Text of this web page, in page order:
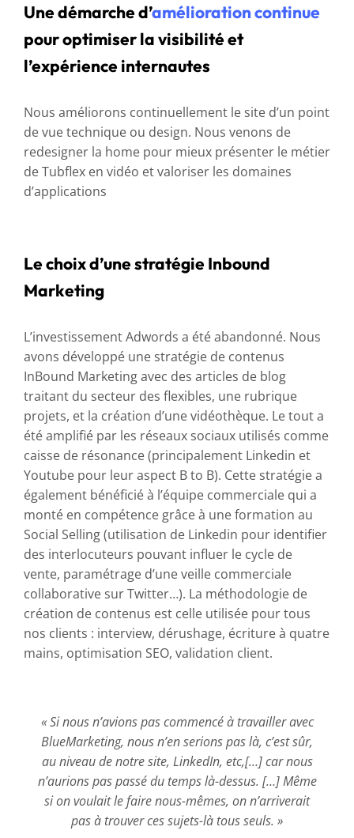
Une démarche d’amélioration continue
pour optimiser la visibilité et
l’expérience internautes
Nous améliorons continuellement le site d’un point
de vue technique ou design. Nous venons de
redesigner la home pour mieux présenter le métier
de Tubflex en vidéo et valoriser les domaines
d’applications
maintenance du site […]. Dans une boite comme
la nôtre, où on n’est même pas 20 personnes, on
ne peut pas se permettre d’avoir quelqu’un dédié
à ça »
Le choix d’une stratégie Inbound
Marketing
L’investissement Adwords a été abandonné. Nous
avons développé une stratégie de contenus
InBound Marketing avec des articles de blog
traitant du secteur des flexibles, une rubrique
projets, et la création d’une vidéothèque. Le tout a
été amplifié par les réseaux sociaux utilisés comme
caisse de résonance (principalement Linkedin et
Youtube pour leur aspect B to B). Cette stratégie a
également bénéficié à l’équipe commerciale qui a
monté en compétence grâce à une formation au
Social Selling (utilisation de Linkedin pour identifier
des interlocuteurs pouvant influer le cycle de
vente, paramétrage d’une veille commerciale
collaborative sur Twitter…). La méthodologie de
création de contenus est celle utilisée pour tous
nos clients : interview, dérushage, écriture à quatre
mains, optimisation SEO, validation client.
« Si nous n’avions pas commencé à travailler avec
BlueMarketing, nous n’en serions pas là, c’est sûr,
au niveau de notre site, LinkedIn, etc,[…] car nous
n’aurions pas passé du temps là-dessus. […] Même
si on voulait le faire nous-mêmes, on n’arriverait
pas à trouver ces sujets-là tous seuls. »